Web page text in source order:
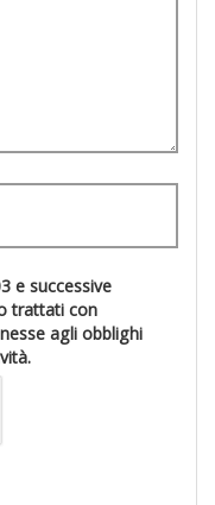
e successive
trattati con